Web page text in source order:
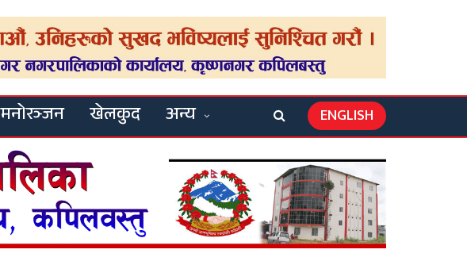
मनोरञ्जन खेलकुद अन्य ENGLISH